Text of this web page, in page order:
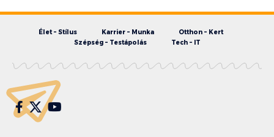
Élet – Stílus Karrier – Munka
Otthon – Kert
Szépség – Testápolás
Tech – IT